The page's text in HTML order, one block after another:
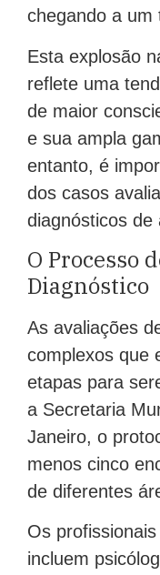
chegando a um
Esta explosão
reflete uma
de maior
e sua ampla
entanto, é
dos casos
diagnósticos de
O Processo
Diagnóstico
As avaliações
complexos que
etapas para
a Secretaria
Janeiro, o
menos cinco
de diferentes
Os
incluem